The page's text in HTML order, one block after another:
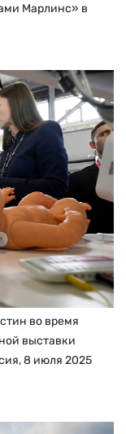
Марлинс» в
во время
выставки
8 июля 2025